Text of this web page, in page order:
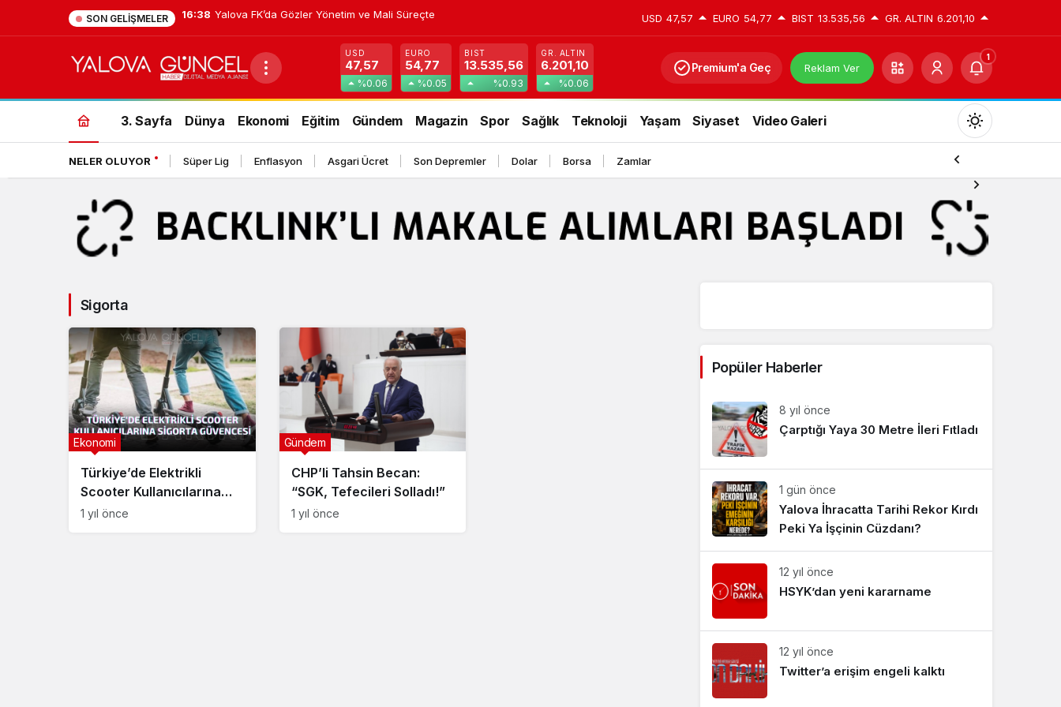
SON GELIŞMELER 11:50 Yalova’da Park Tartışması Sosyal Medyada Büyük Yankı Uyandırdı USD 47,57 EURO 54,77 BIST 13.535,56 GR. ALTIN 6.201,10
Sigorta
Haberleri
USD
47,57
%0.06
EURO
54,77
%0.05
BIST
13.535,56
%0.93
GR. ALTIN
6.201,10
%0.06
Premium'a Geç Reklam Ver
1
3. Sayfa Dünya Ekonomi Eğitim Gündem Magazin Spor Sağlık Teknoloji Yaşam Siyaset Video Galeri
Mod
değiştir
Gündüz Modu
Sistem Modu
NELER OLUYOR Süper Lig Enflasyon Asgari Ücret Son Depremler Dolar Borsa Zamlar
Sigorta
Türkiye’de Elektrikli
Scooter Kullanıcılarına
Sigorta Güvencesi
Ekonomi
1 yıl önce
CHP’li Tahsin Becan:
“SGK, Tefecileri Solladı!”
Gündem
1 yıl önce
Popüler Haberler
8 yıl önce
Çarptığı Yaya 30 Metre İleri Fıtladı
1 gün önce
Yalova İhracatta Tarihi Rekor Kırdı
Peki Ya İşçinin Cüzdanı?
12 yıl önce
HSYK’dan yeni kararname
12 yıl önce
Twitter’a erişim engeli kalktı